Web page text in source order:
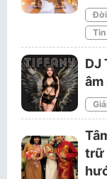
Tin
DJ
âm
trữ